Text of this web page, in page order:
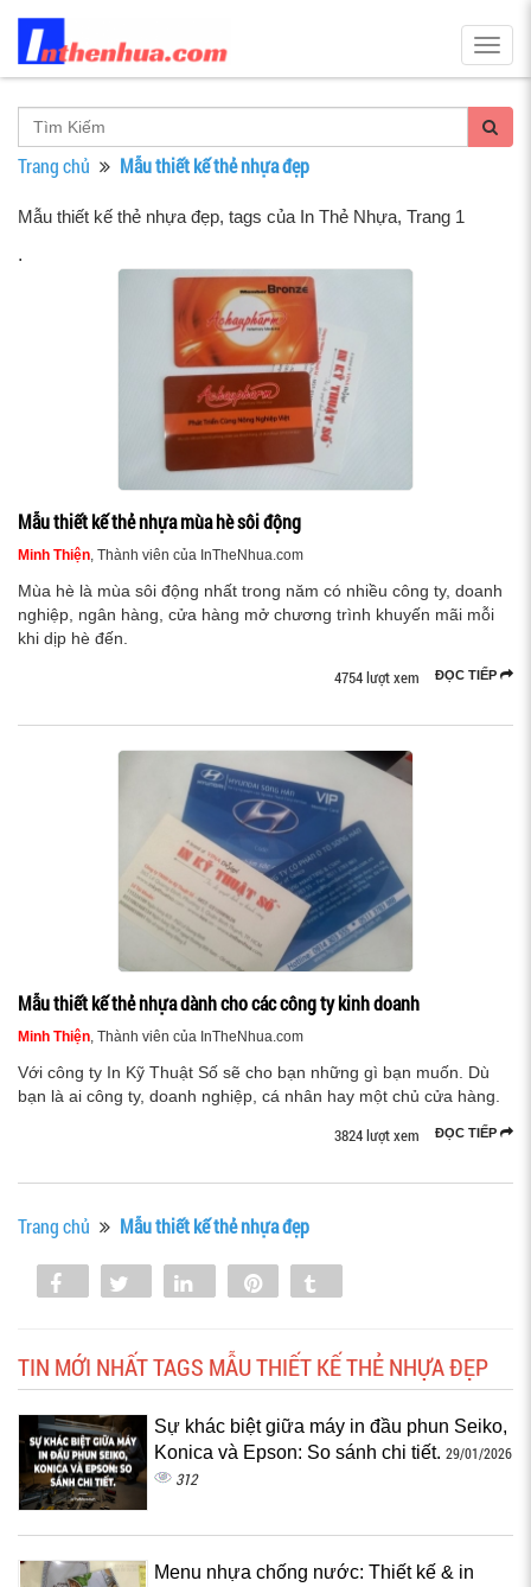
Trang chủ Mẫu thiết kế thẻ nhựa đẹp
Mẫu thiết kế thẻ nhựa đẹp, tags của In Thẻ Nhựa, Trang 1
.
Mẫu thiết kế thẻ nhựa mùa hè sôi động
Minh Thiện, Thành viên của InTheNhua.com
Mùa hè là mùa sôi động nhất trong năm có nhiều công ty, doanh
nghiệp, ngân hàng, cửa hàng mở chương trình khuyến mãi mỗi
khi dịp hè đến.
ĐỌC TIẾP
4754 lượt xem
Mẫu thiết kế thẻ nhựa dành cho các công ty kinh doanh
Minh Thiện, Thành viên của InTheNhua.com
Với công ty In Kỹ Thuật Số sẽ cho bạn những gì bạn muốn. Dù
bạn là ai công ty, doanh nghiệp, cá nhân hay một chủ cửa hàng.
ĐỌC TIẾP
3824 lượt xem
Trang chủ Mẫu thiết kế thẻ nhựa đẹp
Share Tweet Share
TIN MỚI NHẤT TAGS MẪU THIẾT KẾ THẺ NHỰA ĐẸP
Sự khác biệt giữa máy in đầu phun Seiko,
Konica và Epson: So sánh chi tiết. 29/01/2026
312
Menu nhựa chống nước: Thiết kế & in